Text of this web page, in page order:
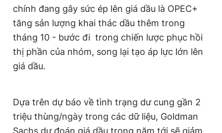
chính đang gây sức ép lên giá dầu là OPEC+
tăng sản lượng khai thác dầu thêm trong
tháng 10 - bước đi trong chiến lược phục hồi
thị phần của nhóm, song lại tạo áp lực lớn lên
giá dầu.
Dựa trên dự báo về tình trạng dư cung gần 2
triệu thùng/ngày trong các dữ liệu, Goldman
Sachs dự đoán giá dầu trong năm tới sẽ giảm